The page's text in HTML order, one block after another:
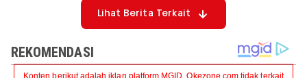
Lihat Berita Terkait